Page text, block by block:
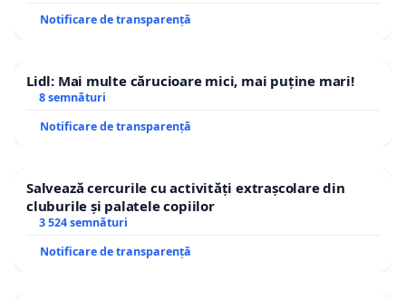
Notificare de transparență
Lidl: Mai multe cărucioare mici, mai puține mari!
8 semnături
Notificare de transparență
Salvează cercurile cu activități extrașcolare din
cluburile și palatele copiilor
3 524 semnături
Notificare de transparență